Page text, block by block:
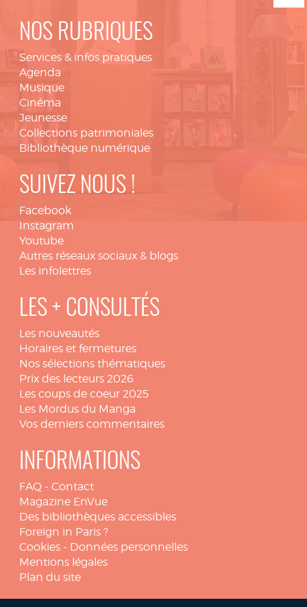
NOS RUBRIQUES
Services & infos pratiques
Agenda
Musique
Cinéma
Jeunesse
Collections patrimoniales
Bibliothèque numérique
SUIVEZ NOUS !
Facebook
Instagram
Youtube
Autres réseaux sociaux & blogs
Les infolettres
LES + CONSULTÉS
Les nouveautés
Horaires et fermetures
Nos sélections thématiques
Prix des lecteurs 2026
Les coups de coeur 2025
Les Mordus du Manga
Vos derniers commentaires
INFORMATIONS
FAQ - Contact
Magazine EnVue
Des bibliothèques accessibles
Foreign in Paris ?
Cookies - Données personnelles
Mentions légales
Plan du site